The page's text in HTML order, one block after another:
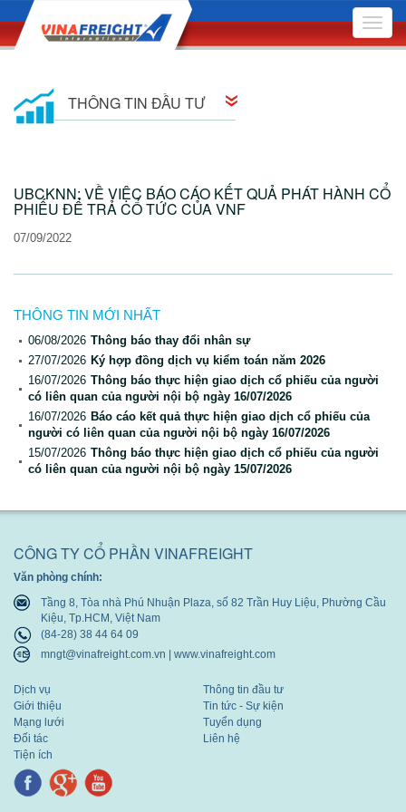
Toggle
THÔNG TIN ĐẦU TƯ
Quan hệ cổ đông
Nghị quyết Hội đồng Quản trị
Quyết định Hội đồng Quản trị
Đại hội Đồng Cổ đông
Báo cáo quản trị công ty
Bản cáo bạch
Báo cáo tài chính
Báo cáo thường niên
UBCKNN: VỀ VIỆC BÁO CÁO KẾT QUẢ PHÁT HÀNH CỔ
PHIẾU ĐỂ TRẢ CỔ TỨC CỦA VNF
07/09/2022
THÔNG TIN MỚI NHẤT
06/08/2026 Thông báo thay đổi nhân sự
27/07/2026 Ký hợp đồng dịch vụ kiểm toán năm 2026
16/07/2026 Thông báo thực hiện giao dịch cổ phiếu của người
có liên quan của người nội bộ ngày 16/07/2026
16/07/2026 Báo cáo kết quả thực hiện giao dịch cổ phiếu của
người có liên quan của người nội bộ ngày 16/07/2026
15/07/2026 Thông báo thực hiện giao dịch cổ phiếu của người
có liên quan của người nội bộ ngày 15/07/2026
CÔNG TY CỔ PHẦN VINAFREIGHT
Văn phòng chính:
Tầng 8, Tòa nhà Phú Nhuận Plaza, số 82 Trần Huy Liệu, Phường Cầu
Kiệu, Tp.HCM, Việt Nam
(84-28) 38 44 64 09
mngt@vinafreight.com.vn | www.vinafreight.com
Dịch vụ
Giới thiệu
Mạng lưới
Đối tác
Tiện ích
Thông tin đầu tư
Tin tức - Sự kiện
Tuyển dụng
Liên hệ